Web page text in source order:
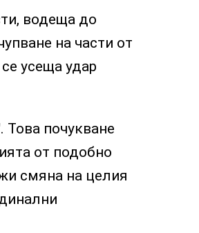
водеща до
на части от
усеща удар
Това почукване
от подобно
смяна на целия